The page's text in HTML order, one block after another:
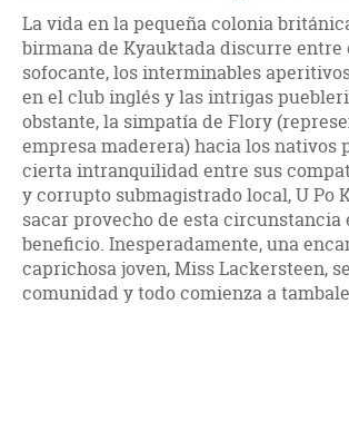
La vida en la pequeña colonia
birmana de Kyauktada discurre entre
sofocante, los interminables
en el club inglés y las intrigas
obstante, la simpatía de Flory
empresa maderera) hacia los nativos
cierta intranquilidad entre sus
y corrupto submagistrado local, U Po
sacar provecho de esta circunstancia
beneficio. Inesperadamente, una
caprichosa joven, Miss Lackersteen,
comunidad y todo comienza a